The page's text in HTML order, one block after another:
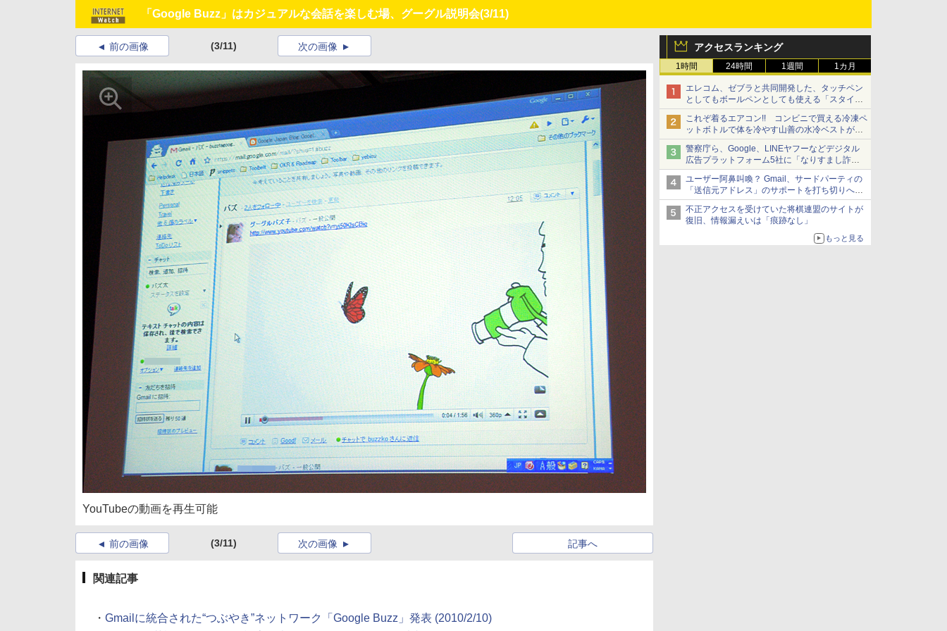
「Google Buzz」はカジュアルな会話を楽しむ場、グーグル説明会(3/11)
アクセスランキング
1時間 24時間 1週間 1カ月
エレコム、ゼブラと共同開発した、タッチペン
としてもボールペンとしても使える「スタイラ
スツーウェイ」発売 iPadにも紙にも、持ち替
えずに書き込める
これぞ着るエアコン!! コンビニで買える冷凍ペ
ットボトルで体を冷やす山善の水冷ベストがロ
ードバイクにちょうどいい【ぼっち・ざ・ろー
ど！その14】【空いた時間でなにしてる？】
警察庁ら、Google、LINEヤフーなどデジタル
広告プラットフォーム5社に「なりすまし詐欺
広告」対策強化を要請 著名人の写真や映像を
使った投資詐欺などへの対策として
ユーザー阿鼻叫喚？ Gmail、サードパーティの
「送信元アドレス」のサポートを打ち切りへ
【やじうまWatch】
不正アクセスを受けていた将棋連盟のサイトが
復旧、情報漏えいは「痕跡なし」
もっと見る
前の画像 (3/11) 次の画像
YouTubeの動画を再生可能
前の画像 (3/11) 記事へ
次の画像
関連記事
・ Gmailに統合された“つぶやき”ネットワーク「Google Buzz」発表 (2010/2/10)